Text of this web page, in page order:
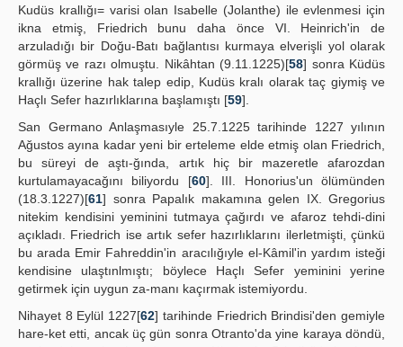
Kudüs krallığı= varisi olan Isabelle (Jolanthe) ile evlenmesi için
ikna etmiş, Friedrich bunu daha önce VI. Heinrich'in de
arzuladığı bir Doğu-Batı bağlantısı kurmaya elverişli yol olarak
görmüş ve razı olmuştu. Nikâhtan (9.11.1225)[58] sonra Küdüs
krallığı üzerine hak talep edip, Kudüs kralı olarak taç giymiş ve
Haçlı Sefer hazırlıklarına başlamıştı [59].
San Germano Anlaşmasıyle 25.7.1225 tarihinde 1227 yılının
Ağustos ayına kadar yeni bir erteleme elde etmiş olan Friedrich,
bu süreyi de aştı-ğında, artık hiç bir mazeretle afarozdan
kurtulamayacağını biliyordu [60]. III. Honorius'un ölümünden
(18.3.1227)[61] sonra Papalık makamına gelen IX. Gregorius
nitekim kendisini yeminini tutmaya çağırdı ve afaroz tehdi-dini
açıkladı. Friedrich ise artık sefer hazırlıklarını ilerletmişti, çünkü
bu arada Emir Fahreddin'in aracılığıyle el-Kâmil'in yardım isteği
kendisine ulaştınlmıştı; böylece Haçlı Sefer yeminini yerine
getirmek için uygun za-manı kaçırmak istemiyordu.
Nihayet 8 Eylül 1227[62] tarihinde Friedrich Brindisi'den gemiyle
hare-ket etti, ancak üç gün sonra Otranto'da yine karaya döndü,